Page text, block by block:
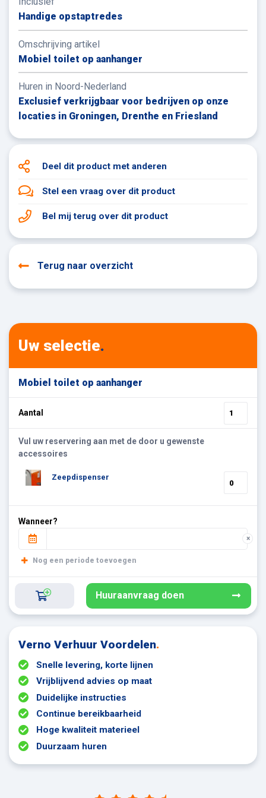
persoonlijk contact, deskundig advies en met
vestigingen in Groningen, Drenthe & Friesland zijn wij
altijd in de buurt.
De mobiele toiletten op aanhanger zijn een
uitkomst en inzetbaar bij veel verschillende
werkzaamheden. Het toilet-to-go is de
oplossing voor kabelleggers, schilders, bij
voor woningcorporaties.
Handige opstaptredes
Omschrijving artikel
Mobiel toilet op aanhanger
Huren in Noord-Nederland
Exclusief verkrijgbaar voor bedrijven op onze
locaties in Groningen, Drenthe en Friesland
Deel dit product met anderen
Stel een vraag over dit product
Bel mij terug over dit product
Terug naar overzicht
Uw selectie.
Mobiel toilet op aanhanger
Aantal
Vul uw reservering aan met de door u gewenste
accessoires
Zeepdispenser
Wanneer?
×
Nog een periode toevoegen
Huuraanvraag doen
Verno Verhuur Voordelen.
Snelle levering, korte lijnen
Vrijblijvend advies op maat
Duidelijke instructies
Continue bereikbaarheid
Hoge kwaliteit materieel
Duurzaam huren